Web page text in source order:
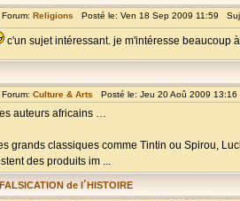
Forum: Religions Posté le: Ven 18 Sep 2009 11:59
c'un sujet intéressant. je m'intéresse beaucoup
Forum: Culture & Arts Posté le: Jeu 20 Aoû 2009
auteurs africains …
grands classiques comme Tintin ou Spirou,
des produits im ...
de l´HISTOIRE